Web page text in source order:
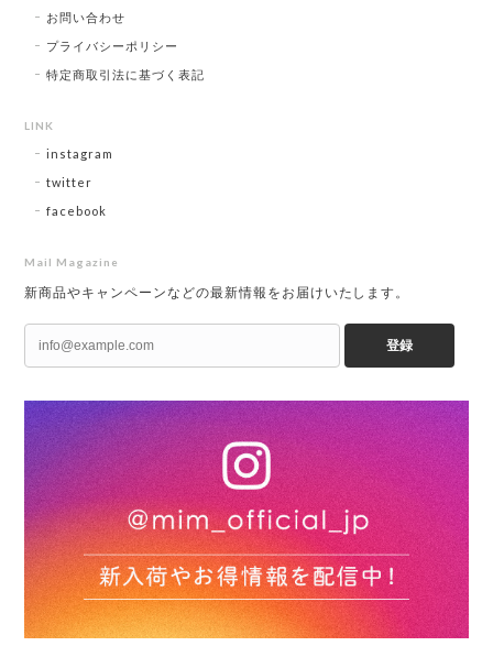
お問い合わせ
プライバシーポリシー
特定商取引法に基づく表記
LINK
instagram
twitter
facebook
Mail Magazine
新商品やキャンペーンなどの最新情報をお届けいたします。
登録